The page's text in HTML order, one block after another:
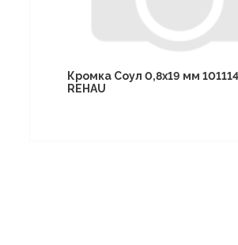
Кромка Соул 0,8х19 мм
REHAU